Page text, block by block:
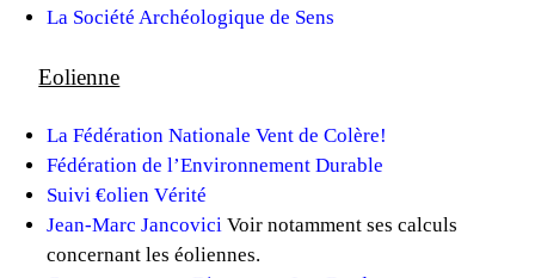
La Société Archéologique de Sens
Eolienne
La Fédération Nationale Vent de Colère!
Fédération de l’Environnement Durable
Suivi €olien Vérité
Jean-Marc JancoviciVoir notamment ses calculs
concernant les éoliennes.